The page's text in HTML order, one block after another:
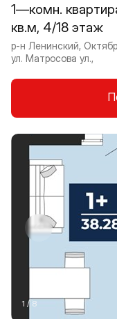
1—комн.
кв.м, 4/18 этаж
р-н Ленинский,
ул. Матросова ул.,
1 / 8
Прокрутить